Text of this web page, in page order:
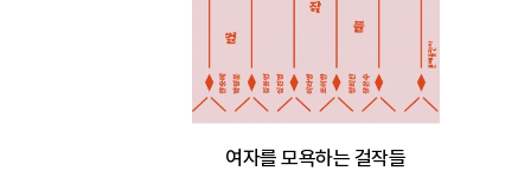
여자를 모욕하는 걸작들